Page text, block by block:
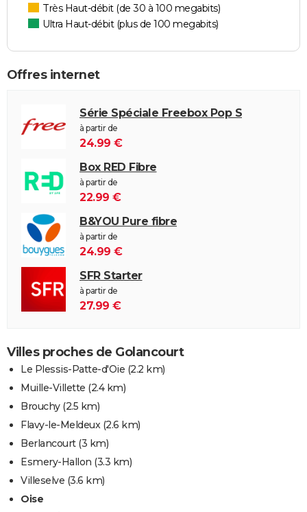
Très Haut-débit (de 30 à 100 megabits)
Ultra Haut-débit (plus de 100 megabits)
Offres internet
Série Spéciale Freebox Pop S
à partir de
24.99 €
Box RED Fibre
à partir de
22.99 €
B&YOU Pure fibre
à partir de
24.99 €
SFR Starter
à partir de
27.99 €
Villes proches de Golancourt
Le Plessis-Patte-d'Oie (2.2 km)
Muille-Villette (2.4 km)
Brouchy(2.5 km)
Flavy-le-Meldeux (2.6 km)
Berlancourt(3 km)
Esmery-Hallon (3.3 km)
Villeselve (3.6 km)
Oise